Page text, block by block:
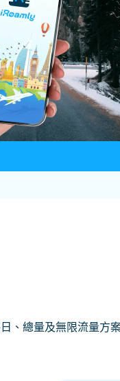
、總量及無限流量方